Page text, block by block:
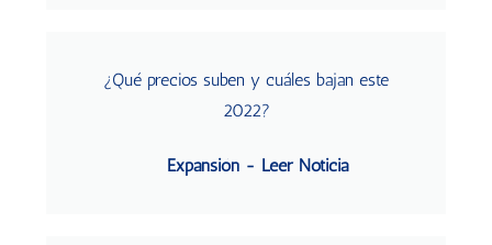
¿Qué precios suben y cuáles bajan este
2022?
Expansión - Leer Noticia